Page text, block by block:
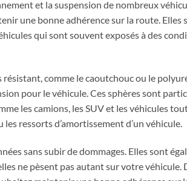
et la suspension de nombreux
une bonne adhérence sur la route. Elles
qui sont souvent exposés à des
comme le caoutchouc ou le
pour le véhicule. Ces sphères sont
les camions, les SUV et les véhicules
ressorts d’amortissement d’un véhicule.
sans subir de dommages. Elles sont
ne pèsent pas autant sur votre véhicule.